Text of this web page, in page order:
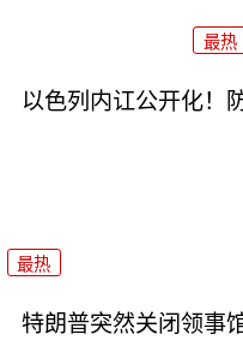
最热
以色列内讧公开化！
最热
特朗普突然关闭领事